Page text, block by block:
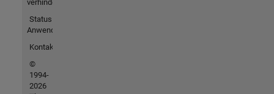
verhindern
Status von
Anwendungen
Kontakt
©
1994-
2026